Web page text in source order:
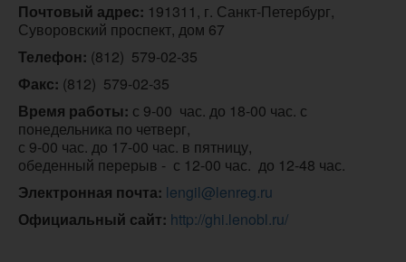
Почтовый адрес: 191311, г. Санкт-Петербург,
Суворовский проспект, дом 67
Телефон:
Факс: (812)  579-02-35
Время работы: с 9-00  час. до 18-00 час. с
понедельника по четверг,
с 9-00 час. до 17-00 час. в пятницу,
обеденный перерыв -  с 12-00 час.  до 12-48 час.
Электронная почта: lengil@lenreg.ru
Официальный сайт: http://ghi.lenobl.ru/